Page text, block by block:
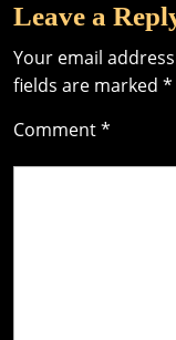
Leave a
Your email
fields are marked *
Comment*